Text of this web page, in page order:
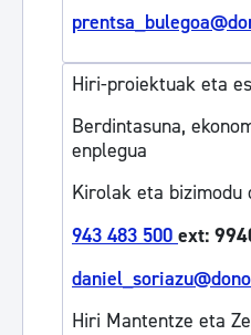
Hiri-proiektuak eta
Berdintasuna,
enplegua
Kirolak eta bizimodu
943 483 500 ext:
Hiri Mantentze eta